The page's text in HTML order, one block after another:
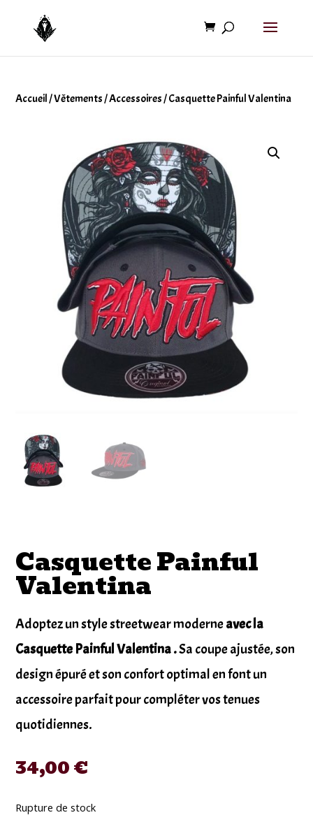
Accueil/Vêtements/Accessoires/ Casquette Painful Valentina
Casquette Painful
Valentina
Adoptez un style streetwear moderneavec la
Casquette Painful Valentina .Sa coupe ajustée, son
design épuré et son confort optimal en font un
accessoire parfait pour compléter vos tenues
quotidiennes.
34,00€
Rupture de stock